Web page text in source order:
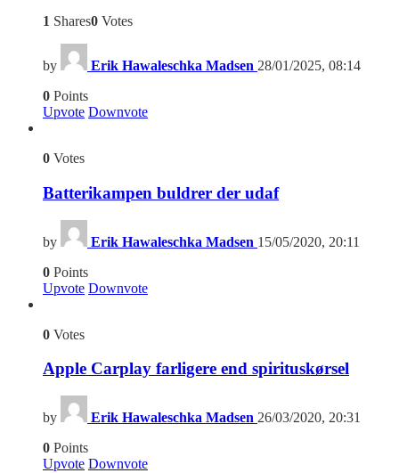
1 Shares0 Votes
by Erik Hawaleschka Madsen 28/01/2025, 08:14
0 Points
Upvote Downvote
0 Votes
Batterikampen buldrer der udaf
by Erik Hawaleschka Madsen 15/05/2020, 20:11
0 Points
Upvote Downvote
0 Votes
Apple Carplay farligere end spirituskørsel
by Erik Hawaleschka Madsen 26/03/2020, 20:31
0 Points
Upvote Downvote